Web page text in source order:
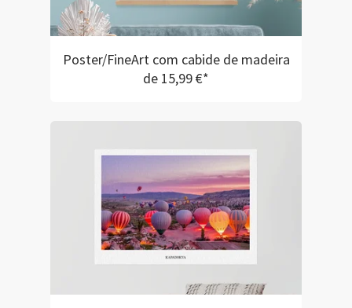
Poster/FineArt com cabide de madeira
de 15,99 €*